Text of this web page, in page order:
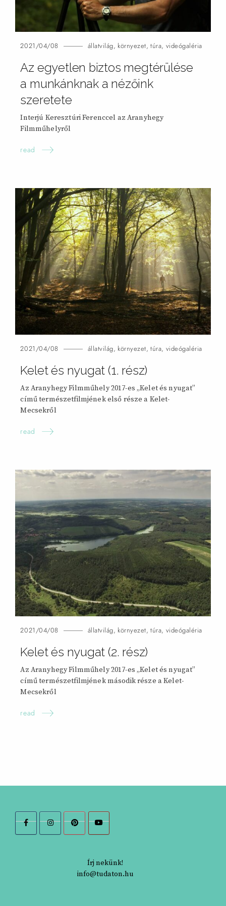
2021/04/08 állatvilág, környezet,túra, videógaléria
Az egyetlen biztos megtérülése
a munkánknak a nézőink
szeretete
Interjú Keresztúri Ferenccel az Aranyhegy
Filmműhelyről
read
2021/04/08 állatvilág, környezet,túra, videógaléria
Kelet és nyugat (1. rész)
Az Aranyhegy Filmműhely 2017-es „Kelet és nyugat”
című természetfilmjének első része a Kelet-
Mecsekről
read
2021/04/08 állatvilág, környezet,túra, videógaléria
Kelet és nyugat (2. rész)
Az Aranyhegy Filmműhely 2017-es „Kelet és nyugat”
című természetfilmjének második része a Kelet-
Mecsekről
read
Írj nekünk!
info@tudaton.hu